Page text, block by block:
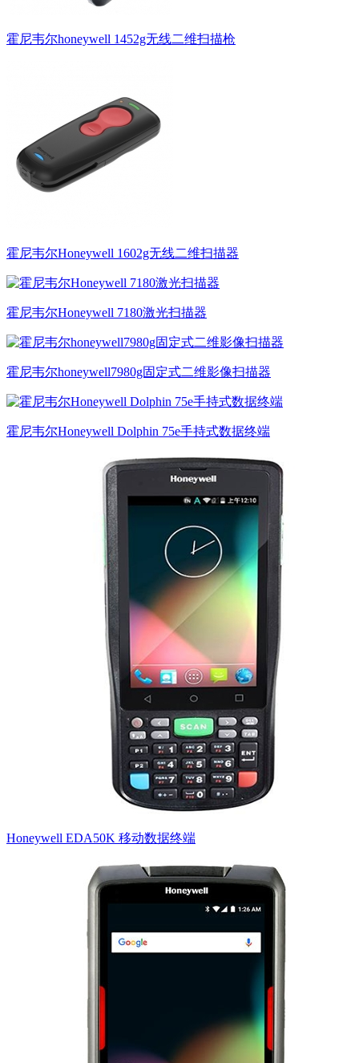
霍尼韦尔honeywell 1452g无线二维扫描枪
霍尼韦尔Honeywell 1602g无线二维扫描器
霍尼韦尔Honeywell 7180激光扫描器
霍尼韦尔honeywell7980g固定式二维影像扫描器
霍尼韦尔Honeywell Dolphin 75e手持式数据终端
Honeywell EDA50K 移动数据终端